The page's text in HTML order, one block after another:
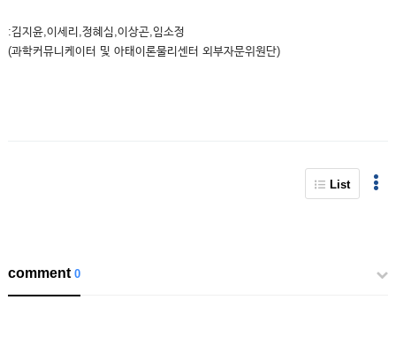
:김지윤,이세리,정혜심,이상곤,임소정
(과학커뮤니케이터 및 아태이론물리센터 외부자문위원단)
List
comment0